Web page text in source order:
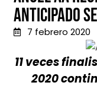
ANTICIPADO
7 febrero 2020
11 veces
2020 c